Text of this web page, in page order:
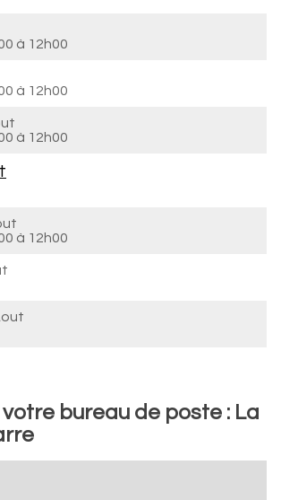
à 12h00
à 12h00
à 12h00
à 12h00
bureau de poste : La